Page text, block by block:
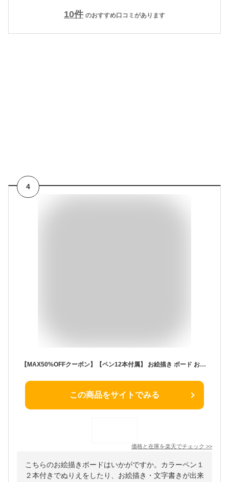
10件 のおすすめ口コミがあります
4
【MAX50%OFFクーポン】【ペン12本付属】 お絵描き ボード お絵かき 文房具 カラフル 色 ぬりえ イラスト おもちゃ おえかき 文字練習 知育 子ども 女の子 男の子 入園 入学 誕生日 2歳 3歳 4歳 5歳 小学生 プレゼント
この商品をサイトでみる
価格と在庫を楽天でチェック >>
こちらのお絵描きボードはいかがですか。カラーペン１
２本付きでぬりえをしたり、お絵描き・文字書きが出来